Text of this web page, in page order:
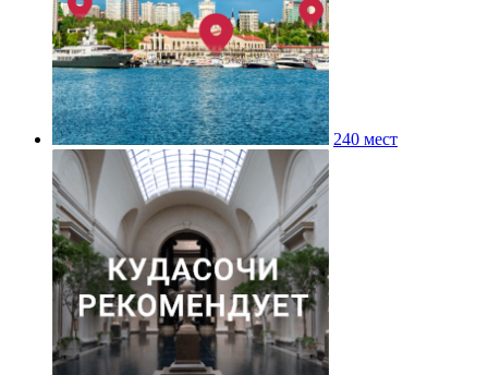
240 мест